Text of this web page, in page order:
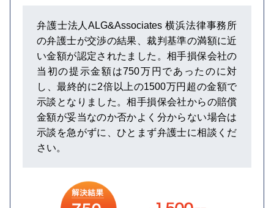
弁護士法人ALG&Associates 横浜法律事務所
の弁護士が交渉の結果、裁判基準の満額に近
い金額が認定されたました。相手損保会社の
当初の提示金額は750万円であったのに対
し、最終的に2倍以上の1500万円超の金額で
示談となりました。相手損保会社からの賠償
金額が妥当なのか否かよく分からない場合は
示談を急がずに、ひとまず弁護士に相談くだ
さい。